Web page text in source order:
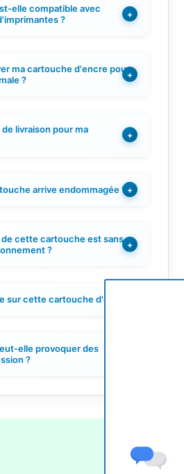
elle compatible avec
?
+
ma cartouche d'encre pour
?
+
livraison pour ma
+
arrive endommagée ? +
cette cartouche est sans
?
+
sur cette cartouche d'encre ?
elle provoquer des
?